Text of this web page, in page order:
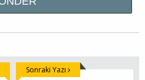
Sonraki Yazı